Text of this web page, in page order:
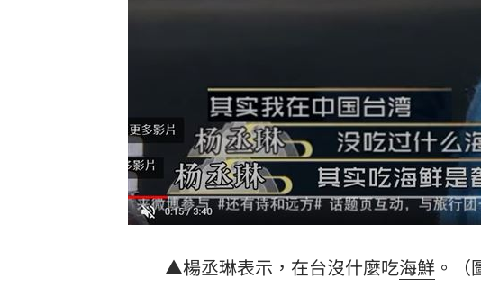
▲楊丞琳表示，在台沒什麼吃海鮮。（